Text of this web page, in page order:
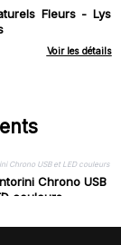
Fleurs - Lys
Voir les détails
Chrono USB
couleurs